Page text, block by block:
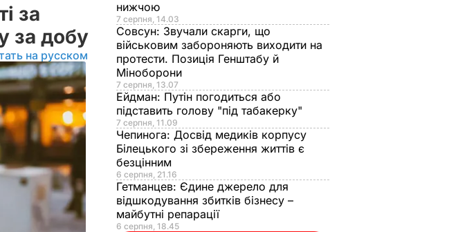
за
за добу
на русском
нижчою
7 серпня, 14.03
Совсун: Звучали скарги, що
військовим забороняють виходити на
протести. Позиція Генштабу й
Міноборони
7 серпня, 13.07
Ейдман: Путін погодиться або
підставить голову "під табакерку"
7 серпня, 11.09
Чепинога: Досвід медиків корпусу
Білецького зі збереження життів є
безцінним
6 серпня, 21.16
Гетманцев: Єдине джерело для
відшкодування збитків бізнесу –
майбутні репарації
6 серпня, 18.45